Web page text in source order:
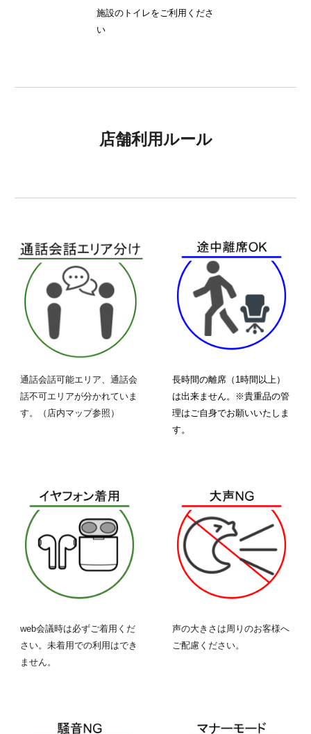
施設のトイレをご利用くださ
い
店舗利用ルール
通話会話可能エリア、通話会
話不可エリアが分かれていま
す。（店内マップ参照）
長時間の離席（1時間以上）
は出来ません。※貴重品の管
理はご自身でお願いいたしま
す。
web会議時は必ずご着用くだ
さい。未着用での利用はでき
ません。
声の大きさは周りのお客様へ
ご配慮ください。